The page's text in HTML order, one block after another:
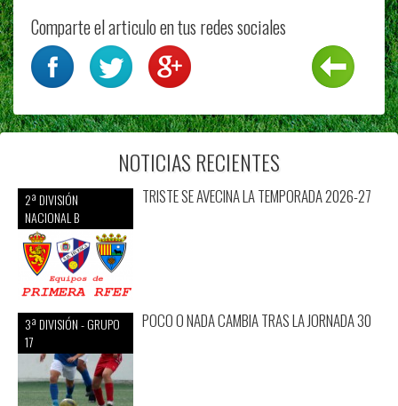
Comparte el articulo en tus redes sociales
NOTICIAS RECIENTES
2ª DIVISIÓN
NACIONAL B
TRISTE SE AVECINA LA TEMPORADA 2026-27
3ª DIVISIÓN - GRUPO
17
POCO O NADA CAMBIA TRAS LA JORNADA 30